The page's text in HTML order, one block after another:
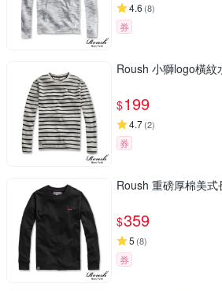
4.6 (8)
券
Roush 小獅logo橫
$199
4.7(2)
券
Roush 重磅厚棉美
$359
5 (8)
券